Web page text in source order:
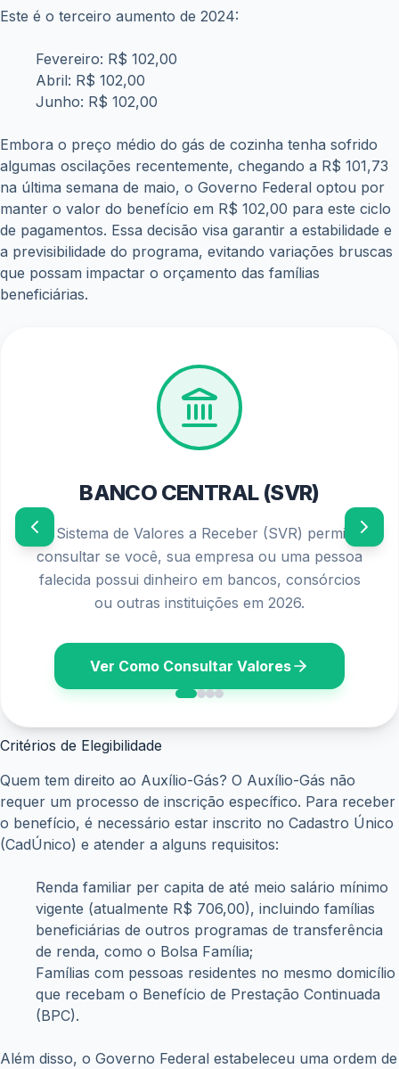
Este é o terceiro aumento de 2024:
Fevereiro: R$ 102,00
Abril: R$ 102,00
Junho: R$ 102,00
Embora o preço médio do gás de cozinha tenha sofrido
algumas oscilações recentemente, chegando a R$ 101,73
na última semana de maio, o Governo Federal optou por
manter o valor do benefício em R$ 102,00 para este ciclo
de pagamentos. Essa decisão visa garantir a estabilidade e
a previsibilidade do programa, evitando variações bruscas
que possam impactar o orçamento das famílias
beneficiárias.
PIS/PASEP 2026
Confira o calendário oficial de pagamentos e os
requisitos atualizados para solicitar o seu abono
salarial diretamente no seu banco ou aplicativo.
Critérios de Elegibilidade
Quem tem direito ao Auxílio-Gás? O Auxílio-Gás não
requer um processo de inscrição específico. Para receber
o benefício, é necessário estar inscrito no Cadastro Único
(CadÚnico) e atender a alguns requisitos:
Renda familiar per capita de até meio salário mínimo
vigente (atualmente R$ 706,00), incluindo famílias
beneficiárias de outros programas de transferência
de renda, como o Bolsa Família;
Famílias com pessoas residentes no mesmo domicílio
que recebam o Benefício de Prestação Continuada
(BPC).
Além disso, o Governo Federal estabeleceu uma ordem de